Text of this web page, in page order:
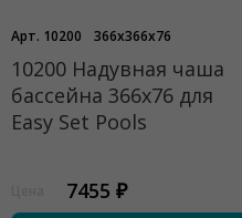
Арт. 10200 366x366x76
10200 Надувная чаша
бассейна 366х76 для
Easy Set Pools
7455 ₽